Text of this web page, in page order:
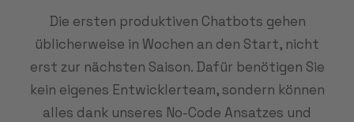
Die ersten produktiven Chatbots gehen
üblicherweise in Wochen an den Start, nicht
erst zur nächsten Saison. Dafür benötigen Sie
kein eigenes Entwicklerteam, sondern können
alles dank unseres No-Code Ansatzes und